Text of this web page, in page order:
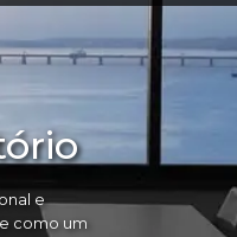
e
como um